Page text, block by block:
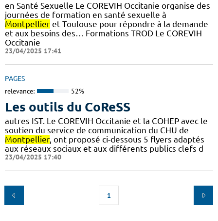
en Santé Sexuelle Le COREVIH Occitanie organise des
journées de formation en santé sexuelle à
Montpellier et Toulouse pour répondre à la demande
et aux besoins des… Formations TROD Le COREVIH
Occitanie
23/04/2025 17:41
PAGES
relevance: 52%
Les outils du CoReSS
autres IST. Le COREVIH Occitanie et la COHEP avec le
soutien du service de communication du CHU de
Montpellier, ont proposé ci-dessous 5 flyers adaptés
aux réseaux sociaux et aux différents publics clefs d
23/04/2025 17:40
1